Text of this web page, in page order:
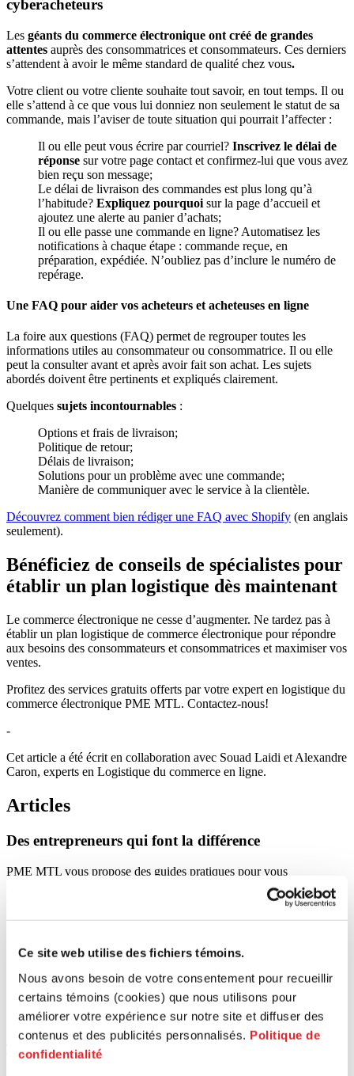
Ce site web utilise des fichiers témoins.
Nous avons besoin de votre consentement pour recueillir
certains témoins (cookies) que nous utilisons pour
améliorer votre expérience sur notre site et diffuser des
contenus et des publicités personnalisés. Politique de
confidentialité
cyberacheteurs
Les géants du commerce électronique ont créé de grandes
attentes auprès des consommatrices et consommateurs. Ces derniers
s’attendent à avoir le même standard de qualité chez vous.
Votre client ou votre cliente souhaite tout savoir, en tout temps. Il ou
elle s’attend à ce que vous lui donniez non seulement le statut de sa
commande, mais l’aviser de toute situation qui pourrait l’affecter :
Il ou elle peut vous écrire par courriel? Inscrivez le délai de
réponse sur votre page contact et confirmez-lui que vous avez
bien reçu son message;
Le délai de livraison des commandes est plus long qu’à
l’habitude? Expliquez pourquoi sur la page d’accueil et
ajoutez une alerte au panier d’achats;
Il ou elle passe une commande en ligne? Automatisez les
notifications à chaque étape : commande reçue, en
préparation, expédiée. N’oubliez pas d’inclure le numéro de
repérage.
Une FAQ pour aider vos acheteurs et acheteuses en ligne
La foire aux questions (FAQ) permet de regrouper toutes les
informations utiles au consommateur ou consommatrice. Il ou elle
peut la consulter avant et après avoir fait son achat. Les sujets
abordés doivent être pertinents et expliqués clairement.
Quelques sujets incontournables :
Options et frais de livraison;
Politique de retour;
Délais de livraison;
Solutions pour un problème avec une commande;
Manière de communiquer avec le service à la clientèle.
Découvrez comment bien rédiger une FAQ avec Shopify (en anglais
seulement).
Bénéficiez de conseils de spécialistes pour
établir un plan logistique dès maintenant
Le commerce électronique ne cesse d’augmenter. Ne tardez pas à
établir un plan logistique de commerce électronique pour répondre
aux besoins des consommateurs et consommatrices et maximiser vos
ventes.
Profitez des services gratuits offerts par votre expert en logistique du
commerce électronique PME MTL. Contactez-nous!
-
Cet article a été écrit en collaboration avec Souad Laidi et Alexandre
Caron, experts en Logistique du commerce en ligne.
Articles
Des entrepreneurs qui font la différence
PME MTL vous propose des guides pratiques pour vous
accompagner à chaque étape de votre parcours. Gagnez du temps
avec des ressources conçues pour répondre à vos besoins
Tous les articles